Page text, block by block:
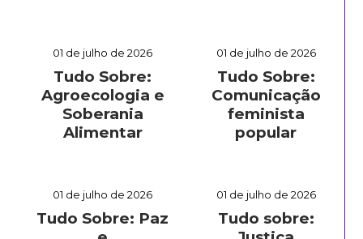
01 de julho de 2026
Tudo Sobre:
Agroecologia e
Soberania
Alimentar
01 de julho de 2026
Tudo Sobre:
Comunicação
feminista
popular
01 de julho de 2026
Tudo Sobre: Paz
01 de julho de 2026
Tudo sobre: